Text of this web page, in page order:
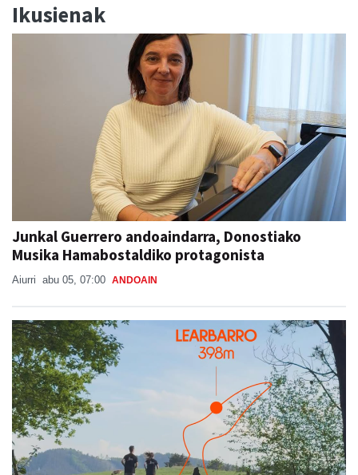
Ikusienak
Junkal Guerrero andoaindarra, Donostiako
Musika Hamabostaldiko protagonista
Aiurri abu 05, 07:00 ANDOAIN